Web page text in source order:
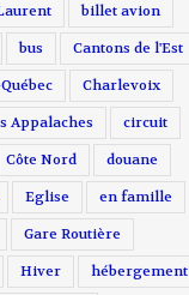
billet avion
bus Cantons de l'Est
Charlevoix
Appalaches circuit
Côte Nord douane
Eglise en famille
Gare Routière
Hiver hébergement